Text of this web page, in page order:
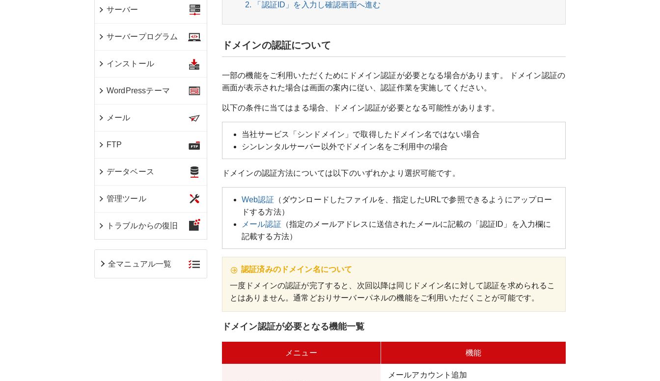
2. 「認証ID」を入力し確認画面へ進む
ドメインの認証について
一部の機能をご利用いただくためにドメイン認証が必要となる場合があります。 ドメイン認証の
画面が表示された場合は画面の案内に従い、認証作業を実施してください。
以下の条件に当てはまる場合、ドメイン認証が必要となる可能性があります。
当社サービス「シンドメイン」で取得したドメイン名ではない場合
シンレンタルサーバー以外でドメイン名をご利用中の場合
ドメインの認証方法については以下のいずれかより選択可能です。
Web認証 （ダウンロードしたファイルを、指定したURLで参照できるようにアップロー
ドする方法）
メール認証 （指定のメールアドレスに送信されたメールに記載の「認証ID」を入力欄に
記載する方法）
認証済みのドメイン名について
一度ドメインの認証が完了すると、次回以降は同じドメイン名に対して認証を求められるこ
とはありません。通常どおりサーバーパネルの機能をご利用いただくことが可能です。
ドメイン認証が必要となる機能一覧
メニュー 機能
メールアカウント追加
サーバー
サーバープログラム
インストール
WordPressテーマ
メール
FTP
データベース
管理ツール
トラブルからの復旧
全マニュアル一覧